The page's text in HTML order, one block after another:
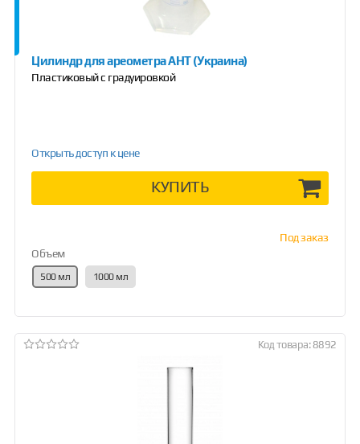
Цилиндр для ареометра АНТ (Украина)
Пластиковый с градуировкой
Открыть доступ к цене
КУПИТЬ
Под заказ
Объем
500 мл 1000 мл
Код товара: 8892